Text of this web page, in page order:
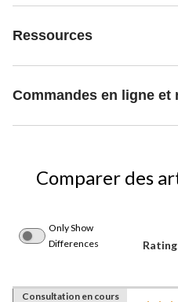
Ressources
Commandes en ligne et
Comparer des
Only Show
Differences
Consultation en cours